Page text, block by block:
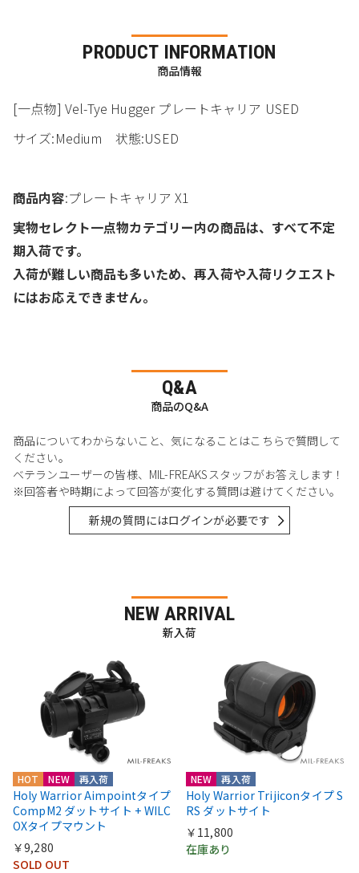
PRODUCT INFORMATION
商品情報
[一点物] Vel-Tye Hugger プレートキャリア USED
サイズ:Medium 状態:USED
商品内容:プレートキャリア X1
実物セレクト一点物カテゴリー内の商品は、すべて不定
期入荷です。
入荷が難しい商品も多いため、再入荷や入荷リクエスト
にはお応えできません。
Q&A
商品のQ&A
商品についてわからないこと、気になることはこちらで質問して
ください。
ベテランユーザーの皆様、MIL-FREAKSスタッフがお答えします！
※回答者や時期によって回答が変化する質問は避けてください。
新規の質問にはログインが必要です
NEW ARRIVAL
新入荷
HOT NEW 再入荷
Holy Warrior Aimpointタイプ
CompM2 ダットサイト + WILC
OXタイプマウント
￥9,280
SOLD OUT
NEW 再入荷
Holy Warrior Trijiconタイプ S
RS ダットサイト
￥11,800
在庫あり